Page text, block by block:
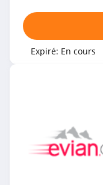
Expiré: En cours